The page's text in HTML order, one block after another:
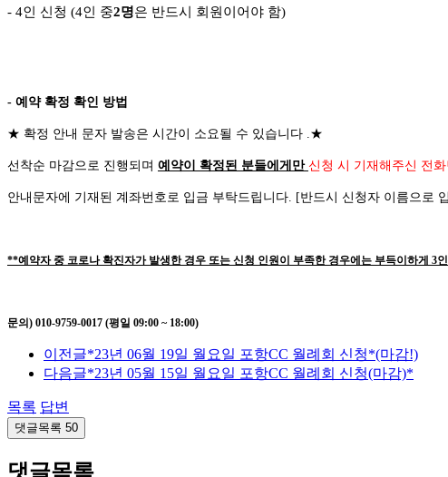
- 4인 신청 (4인 중2명은 반드시 회원이어야 함)
- 예약 확정 확인 방법
★ 확정 안내 문자 발송은 시간이 소요될 수 있습니다 .★
선착순 마감으로 진행되며 예약이 확정된 분들에게만 신청 시 기재해주신 전화
안내문자에 기재된 계좌번호로 입금 부탁드립니다. [반드시 신청자 이름으로
**예약자 중 코로나 확진자가 발생한 경우 또는 신청 인원이 부족한 경우에는 부득이하게 3
문의) 010-9759-0017 (평일 09:00 ~ 18:00)
이전글*23년 06월 19일 월요일 포항CC 월례회 신청*(마감!)
다음글*23년 05월 15일 월요일 포항CC 월례회 신청(마감)*
목록 답변
댓글목록 50
댓글목록